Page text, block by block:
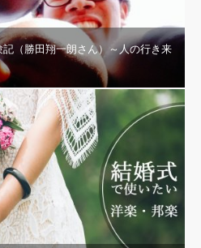
（勝田翔一朗さん）～人の行き来